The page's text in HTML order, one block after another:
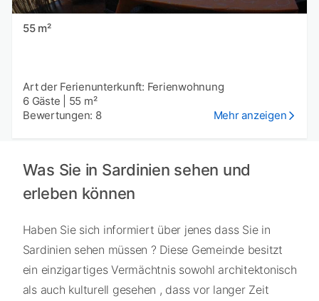
55 m²
Art der Ferienunterkunft: Ferienwohnung
6 Gäste
55 m²
Bewertungen: 8
Mehr anzeigen
Was Sie in Sardinien sehen und
erleben können
Haben Sie sich informiert über jenes dass Sie in
Sardinien sehen müssen ? Diese Gemeinde besitzt
ein einzigartiges Vermächtnis sowohl architektonisch
als auch kulturell gesehen , dass vor langer Zeit